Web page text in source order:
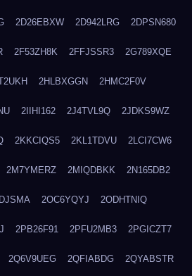
2D26EBXW 2D942LRG 2DPSN680
2F53ZH8K 2FFJSSR3 2G789XQE
2HLBXGGN 2HMC2F0V
2IIHI162 2J4TVL9Q 2JDKS9WZ
2KKCIQS5 2KL1TDVU 2LCI7CW6
2M7YMERZ 2MIQDBKK 2N165DB2
2OC6YQYJ 2ODHTNIQ
2PB26F91 2PFU2MB3 2PGICZT7
2Q6V9UEG 2QFIABDG 2QYABSTR